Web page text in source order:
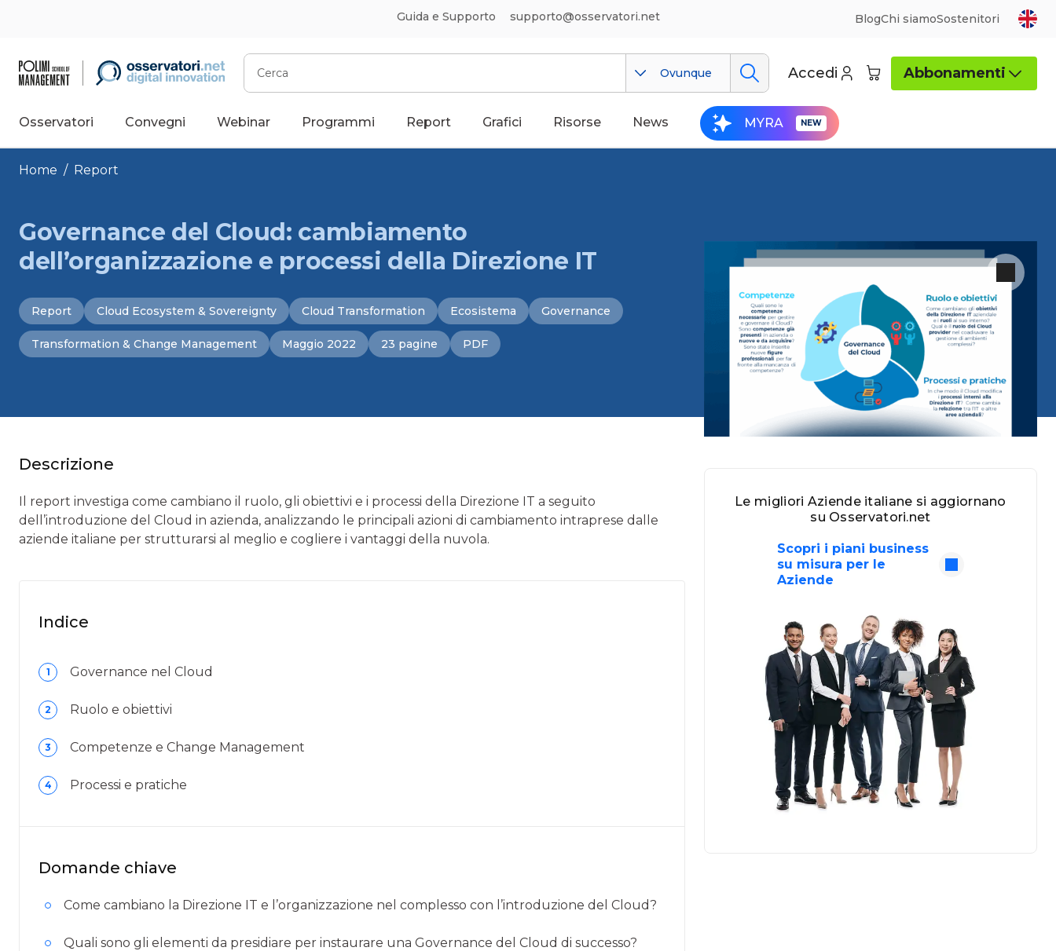
Guida e Supporto supporto@osservatori.net BlogChi siamoSostenitori
Cerca
Ovunque Accedi Abbonamenti
Osservatori Convegni Webinar Programmi Report Grafici Risorse News MYRA
Home / Report
Governance del Cloud: cambiamento
dell’organizzazione e processi della Direzione IT
Report Cloud Ecosystem & Sovereignty Cloud Transformation Ecosistema Governance
Transformation & Change Management Maggio 2022 23 pagine PDF
Descrizione
Il report investiga come cambiano il ruolo, gli obiettivi e i processi della Direzione IT a seguito
dell’introduzione del Cloud in azienda, analizzando le principali azioni di cambiamento intraprese dalle
aziende italiane per strutturarsi al meglio e cogliere i vantaggi della nuvola.
Indice
1 Governance nel Cloud
2 Ruolo e obiettivi
3 Competenze e Change Management
4 Processi e pratiche
Domande chiave
Come cambiano la Direzione IT e l’organizzazione nel complesso con l’introduzione del Cloud?
Quali sono gli elementi da presidiare per instaurare una Governance del Cloud di successo?
Le migliori Aziende italiane si aggiornano
su Osservatori.net
Scopri i piani business
su misura per le
Aziende